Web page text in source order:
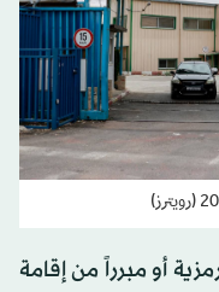
أو مبرراً من إقامة